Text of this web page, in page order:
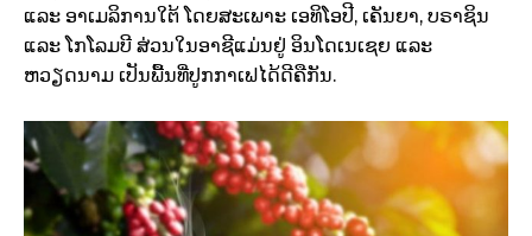
ແລະ ອາເມລິການໃຕ້ ໂດຍສະເພາະ ເອທິໂອປີ, ເຄັນຍາ, ບຣາຊິນ
ແລະ ໂກໂລມບີ ສ່ວນໃນອາຊີແມ່ນຢູ່ ອິນໂດເນເຊຍ ແລະ
ຫວຽດນາມ ເປັນພື້ນທີ່ປູກກາເຟໄດ້ດີຄືກັນ.